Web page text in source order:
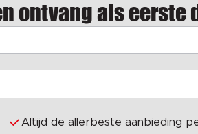
ontvang als eerste
Altijd de allerbeste aanbieding